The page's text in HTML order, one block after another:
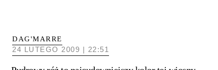
DAG'MARRE
24 LUTEGO 2009 | 22:51